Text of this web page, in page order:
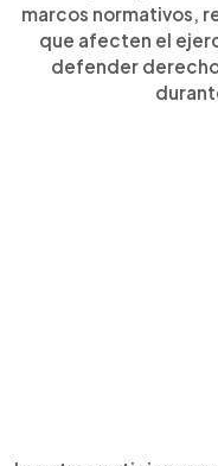
marcos normativos,
que afecten el
defender